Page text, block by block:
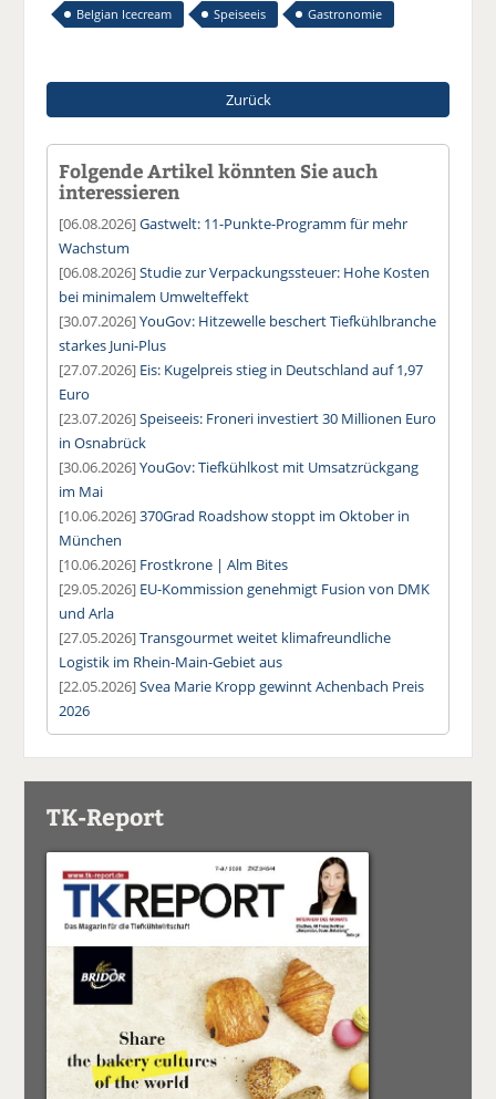
Belgian Icecream Speiseeis Gastronomie
Zurück
Folgende Artikel könnten Sie auch
interessieren
[06.08.2026]Gastwelt: 11-Punkte-Programm für mehr
Wachstum
[06.08.2026]Studie zur Verpackungssteuer: Hohe Kosten
bei minimalem Umwelteffekt
[30.07.2026]YouGov: Hitzewelle beschert Tiefkühlbranche
starkes Juni-Plus
[27.07.2026] Eis: Kugelpreis stieg in Deutschland auf 1,97
Euro
[23.07.2026]Speiseeis: Froneri investiert 30 Millionen Euro
in Osnabrück
[30.06.2026]YouGov: Tiefkühlkost mit Umsatzrückgang
im Mai
[10.06.2026]370Grad Roadshow stoppt im Oktober in
München
[10.06.2026] Frostkrone | Alm Bites
[29.05.2026] EU-Kommission genehmigt Fusion von DMK
und Arla
[27.05.2026]Transgourmet weitet klimafreundliche
Logistik im Rhein-Main-Gebiet aus
[22.05.2026]Svea Marie Kropp gewinnt Achenbach Preis
2026
TK-Report